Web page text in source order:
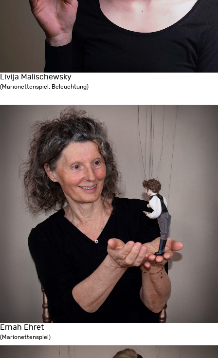
Livija Malischewsky
(Marionettenspiel, Beleuchtung)
Ernah Ehret
(Marionettenspiel)